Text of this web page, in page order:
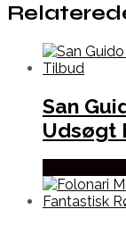
San
Udsøgt